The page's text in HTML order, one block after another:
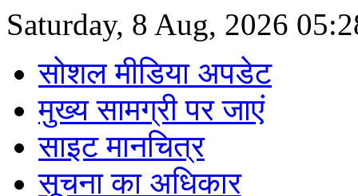
Saturday, 8 Aug, 2026
सोशल मीडिया अपडेट
मुख्य सामग्री पर जाएं
साइट मानचित्र
सूचना का अधिकार